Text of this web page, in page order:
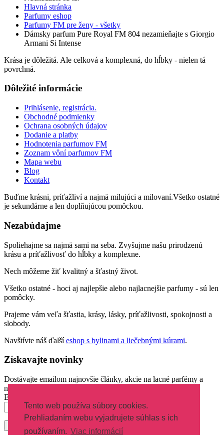
Tento web používa súbory cookies.
Prehliadaním webu vyjadrujete súhlas s ich
používaním. Viac informácií
Hlavná stránka
Parfumy eshop
Parfumy FM pre ženy - všetky
Dámsky parfum Pure Royal FM 804 nezamieňajte s Giorgio
Armani Si Intense
Krása je dôležitá. Ale celková a komplexná, do hĺbky - nielen tá
povrchná.
Dôležité informácie
Prihlásenie, registrácia.
Obchodné podmienky
Ochrana osobných údajov
Dodanie a platby
Hodnotenia parfumov FM
Zoznam vôní parfumov FM
Mapa webu
Blog
Kontakt
Buďme krásni, príťažliví a najmä milujúci a milovaní.Všetko ostatné
je sekundárne a len doplňujúcou pomôckou.
Nezabúdajme
Spoliehajme sa najmä sami na seba. Zvyšujme našu prirodzenú
krásu a príťažlivosť do hĺbky a komplexne.
Nech môžeme žiť kvalitný a šťastný život.
Všetko ostatné - hoci aj najlepšie alebo najlacnejšie parfumy - sú len
pomôcky.
Prajeme vám veľa šťastia, krásy, lásky, príťažlivosti, spokojnosti a
slobody.
Navštívte náš ďalšíeshop s bylinami a liečebnými kúrami.
Získavajte novinky
Dostávajte emailom najnovšie články, akcie na lacné parfémy a
novinky parfumov.
Email